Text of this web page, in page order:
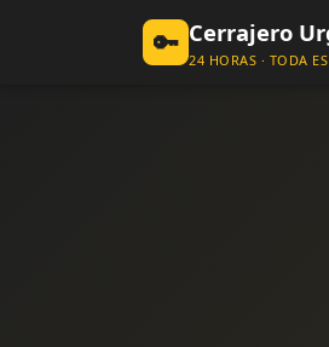
🔑 Cerrajero
24 HORAS · TODA